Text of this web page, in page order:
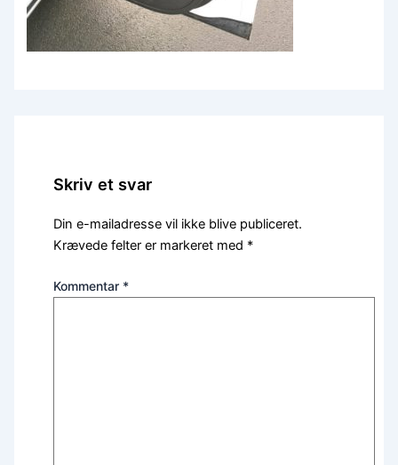
Skriv et svar
Din e-mailadresse vil ikke blive publiceret.
Krævede felter er markeret med *
Kommentar *